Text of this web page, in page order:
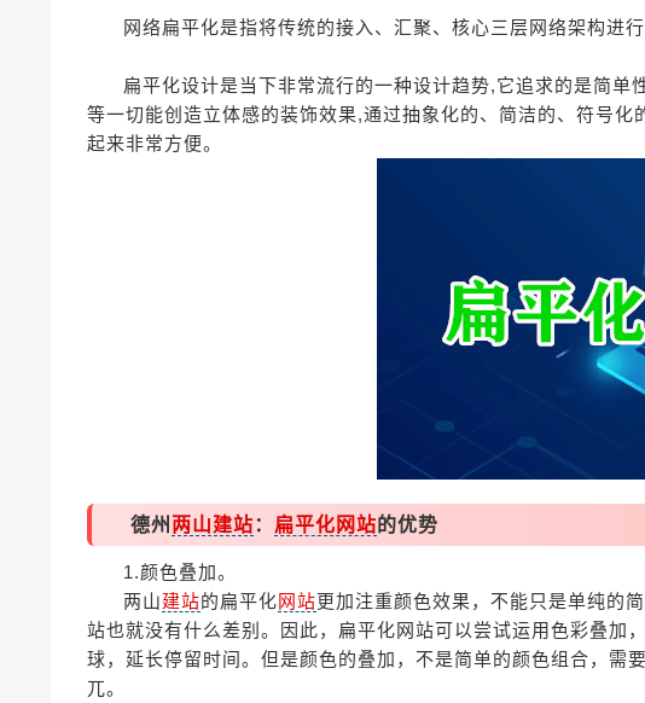
网络扁平化是指将传统的接入、汇聚、核心三层网络架构进
扁平化设计是当下非常流行的一种设计趋势,它追求的是简
等一切能创造立体感的装饰效果,通过抽象化的、简洁的、符号
起来非常方便。
德州 两山建站 ： 扁平化网站的优势
1.颜色叠加。
两山建站的扁平化网站更加注重颜色效果，不能只是单纯的
站也就没有什么差别。因此，扁平化网站可以尝试运用色彩叠加
球，延长停留时间。但是颜色的叠加，不是简单的颜色组合，需
兀。